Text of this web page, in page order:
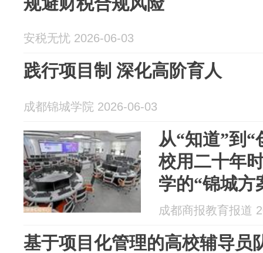
安税无忧 2026-06-03
践行项目制 深化高阶育人
成都锦城学院 2026-06-03
从“知道”到
校用二十年
学的“锦城方
成都商报教育报道
基于项目化管理的高校辅导员